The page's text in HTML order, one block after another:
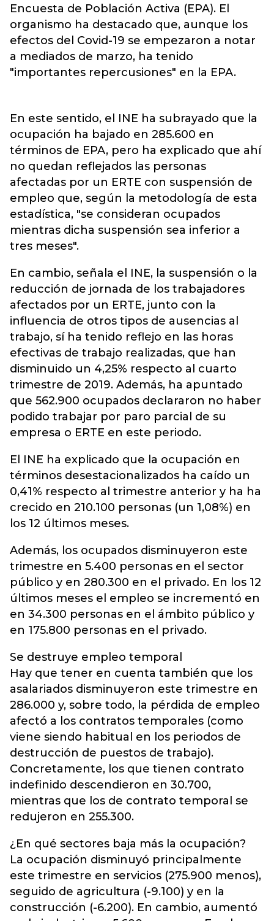
Encuesta de Población Activa (EPA). El
organismo ha destacado que, aunque los
efectos del Covid-19 se empezaron a notar
a mediados de marzo, ha tenido
"importantes repercusiones" en la EPA.
En este sentido, el INE ha subrayado que la
ocupación ha bajado en 285.600 en
términos de EPA, pero ha explicado que ahí
no quedan reflejados las personas
afectadas por un ERTE con suspensión de
empleo que, según la metodología de esta
estadística, "se consideran ocupados
mientras dicha suspensión sea inferior a
tres meses".
En cambio, señala el INE, la suspensión o la
reducción de jornada de los trabajadores
afectados por un ERTE, junto con la
influencia de otros tipos de ausencias al
trabajo, sí ha tenido reflejo en las horas
efectivas de trabajo realizadas, que han
disminuido un 4,25% respecto al cuarto
trimestre de 2019. Además, ha apuntado
que 562.900 ocupados declararon no haber
podido trabajar por paro parcial de su
empresa o ERTE en este periodo.
El INE ha explicado que la ocupación en
términos desestacionalizados ha caído un
0,41% respecto al trimestre anterior y ha ha
crecido en 210.100 personas (un 1,08%) en
los 12 últimos meses.
Además, los ocupados disminuyeron este
trimestre en 5.400 personas en el sector
público y en 280.300 en el privado. En los 12
últimos meses el empleo se incrementó en
en 34.300 personas en el ámbito público y
en 175.800 personas en el privado.
Se destruye empleo temporal
Hay que tener en cuenta también que los
asalariados disminuyeron este trimestre en
286.000 y, sobre todo, la pérdida de empleo
afectó a los contratos temporales (como
viene siendo habitual en los periodos de
destrucción de puestos de trabajo).
Concretamente, los que tienen contrato
indefinido descendieron en 30.700,
mientras que los de contrato temporal se
redujeron en 255.300.
¿En qué sectores baja más la ocupación?
La ocupación disminuyó principalmente
este trimestre en servicios (275.900 menos),
seguido de agricultura (-9.100) y en la
construcción (-6.200). En cambio, aumentó